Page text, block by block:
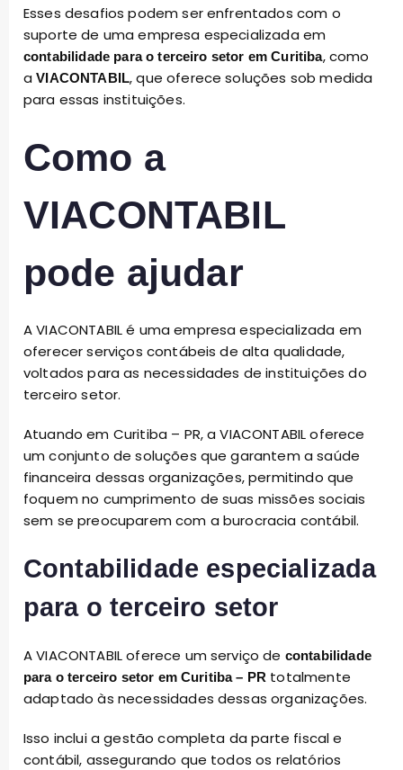
Esses desafios podem ser enfrentados com o
suporte de uma empresa especializada em
contabilidade para o terceiro setor em Curitiba, como
aVIACONTABIL, que oferece soluções sob medida
para essas instituições.
Como a
VIACONTABIL
pode ajudar
A VIACONTABIL é uma empresa especializada em
oferecer serviços contábeis de alta qualidade,
voltados para as necessidades de instituições do
terceiro setor.
Atuando em Curitiba – PR, a VIACONTABIL oferece
um conjunto de soluções que garantem a saúde
financeira dessas organizações, permitindo que
foquem no cumprimento de suas missões sociais
sem se preocuparem com a burocracia contábil.
Contabilidade especializada
para o terceiro setor
A VIACONTABIL oferece um serviço de contabilidade
para o terceiro setor em Curitiba – PR totalmente
adaptado às necessidades dessas organizações.
Isso inclui a gestão completa da parte fiscal e
contábil, assegurando que todos os relatórios